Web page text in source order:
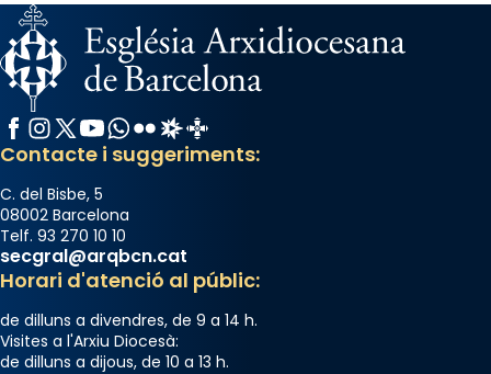
Facebook
Instagram
X / Twitter
YouTube
WhatsApp
FlickrRadio Estel
Catalunya Cristiana
Contacte i suggeriments:
C. del Bisbe, 5
08002 Barcelona
Telf. 93 270 10 10
secgral@arqbcn.cat
Horari d'atenció al públic:
de dilluns a divendres, de 9 a 14 h.
Visites a l'Arxiu Diocesà:
de dilluns a dijous, de 10 a 13 h.